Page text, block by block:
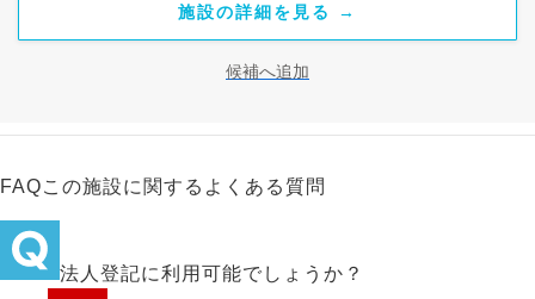
施設の詳細を見る →
候補へ追加
FAQこの施設に関するよくある質問
法人登記に利用可能でしょうか？